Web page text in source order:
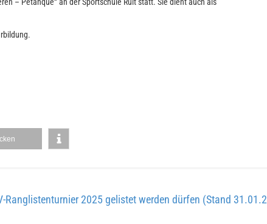
2025 gelistet werden dürfen (Stand 31.01.2